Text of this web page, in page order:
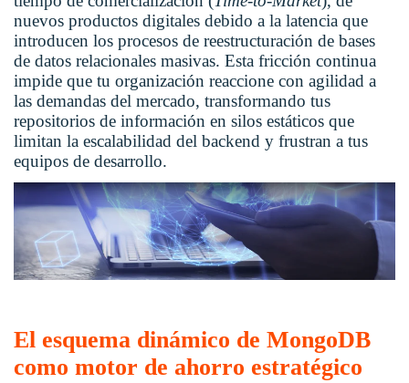
nuevos productos digitales debido a la latencia que
introducen los procesos de reestructuración de bases
de datos relacionales masivas. Esta fricción continua
impide que tu organización reaccione con agilidad a
las demandas del mercado, transformando tus
repositorios de información en silos estáticos que
limitan la escalabilidad del backend y frustran a tus
equipos de desarrollo.
El esquema dinámico de MongoDB
como motor de ahorro estratégico